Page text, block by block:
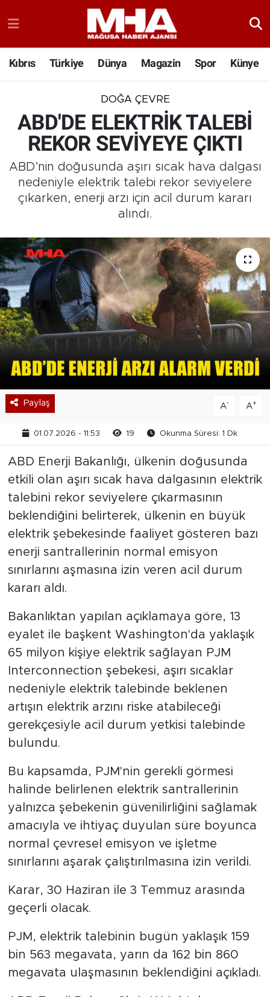
Kıbrıs Türkiye Dünya Magazin Spor Künye
DOĞA ÇEVRE
ABD'DE ELEKTRİK TALEBİ
REKOR SEVİYEYE ÇIKTI
ABD’nin doğusunda aşırı sıcak hava dalgası
nedeniyle elektrik talebi rekor seviyelere
çıkarken, enerji arzı için acil durum kararı
alındı.
Paylaş A- A+
01.07.2026 - 11:53 19 Okunma Süresi: 1 Dk
ABD Enerji Bakanlığı, ülkenin doğusunda
etkili olan aşırı sıcak hava dalgasının elektrik
talebini rekor seviyelere çıkarmasının
beklendiğini belirterek, ülkenin en büyük
elektrik şebekesinde faaliyet gösteren bazı
enerji santrallerinin normal emisyon
sınırlarını aşmasına izin veren acil durum
kararı aldı.
Bakanlıktan yapılan açıklamaya göre, 13
eyalet ile başkent Washington'da yaklaşık
65 milyon kişiye elektrik sağlayan PJM
Interconnection şebekesi, aşırı sıcaklar
nedeniyle elektrik talebinde beklenen
artışın elektrik arzını riske atabileceği
gerekçesiyle acil durum yetkisi talebinde
bulundu.
Bu kapsamda, PJM'nin gerekli görmesi
halinde belirlenen elektrik santrallerinin
yalnızca şebekenin güvenilirliğini sağlamak
amacıyla ve ihtiyaç duyulan süre boyunca
normal çevresel emisyon ve işletme
sınırlarını aşarak çalıştırılmasına izin verildi.
Karar, 30 Haziran ile 3 Temmuz arasında
geçerli olacak.
PJM, elektrik talebinin bugün yaklaşık 159
bin 563 megavata, yarın da 162 bin 860
megavata ulaşmasının beklendiğini açıkladı.